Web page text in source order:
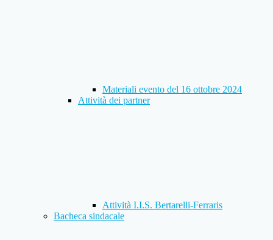
Materiali evento del 16 ottobre 2024
Attività dei partner
Attività I.I.S. Bertarelli-Ferraris
Bacheca sindacale